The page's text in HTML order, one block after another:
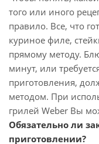
того или иного
правило. Все, что
куриное филе,
прямому методу.
минут, или
приготовления,
методом. При
грилей Weber Вы
Обязательно ли
приготовлении?